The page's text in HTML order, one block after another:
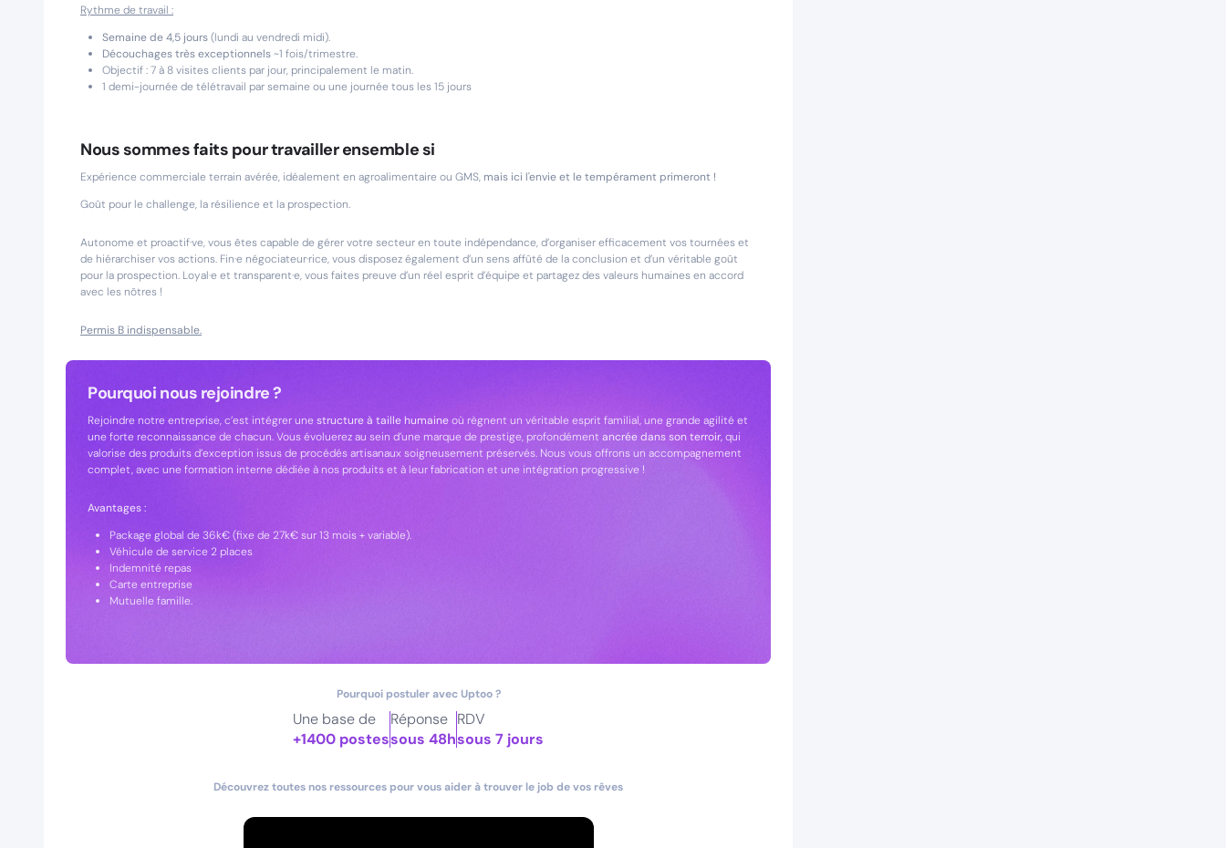
Rythme de travail :
Semaine de 4,5 jours(lundi au vendredi midi).
Découchages très exceptionnels~1 fois/trimestre.
Objectif : 7 à 8 visites clients par jour, principalement le matin.
1 demi-journée de télétravail par semaine ou une journée tous les 15 jours
Nous sommes faits pour travailler ensemble si
Expérience commerciale terrain avérée, idéalement en agroalimentaire ou GMS, mais ici l'envie et le tempérament primeront !
Goût pour le challenge, la résilience et la prospection.
Autonome et proactif·ve, vous êtes capable de gérer votre secteur en toute indépendance, d’organiser efficacement vos tournées et
de hiérarchiser vos actions. Fin·e négociateur·rice, vous disposez également d’un sens affûté de la conclusion et d’un véritable goût
pour la prospection. Loyal·e et transparent·e, vous faites preuve d’un réel esprit d’équipe et partagez des valeurs humaines en accord
avec les nôtres !
Permis B indispensable.
Pourquoi nous rejoindre ?
Rejoindre notre entreprise, c’est intégrer unestructure à taille humaineoù règnent un véritable esprit familial, une grande agilité et
une forte reconnaissance de chacun. Vous évoluerez au sein d’une marque de prestige, profondément ancrée dans son terroir,qui
valorise des produits d’exception issus de procédés artisanaux soigneusement préservés. Nous vous offrons un accompagnement
complet, avec une formation interne dédiée à nos produits et à leur fabrication et une intégration progressive !
Avantages :
Package global de 36k€ (fixe de 27k€ sur 13 mois + variable).
Véhicule de service 2 places
Indemnité repas
Carte entreprise
Mutuelle famille.
Pourquoi postuler avec Uptoo ?
Une base de
+1400 postes
Réponse
sous 48h
RDV
sous 7 jours
Découvrez toutes nos ressources pour vous aider à trouver le job de vos rêves